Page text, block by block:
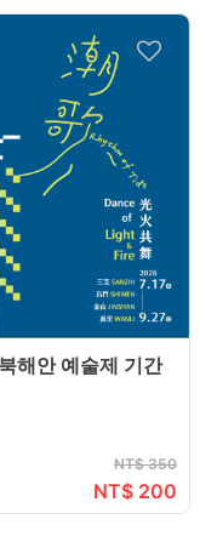
해안 예술제 기간
NT$ 350
NT$ 200